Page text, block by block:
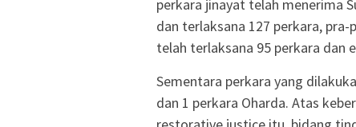
perkara jinayat telah menerima
dan terlaksana 127 perkara,
telah terlaksana 95 perkara dan
Sementara perkara yang
dan 1 perkara Oharda. Atas